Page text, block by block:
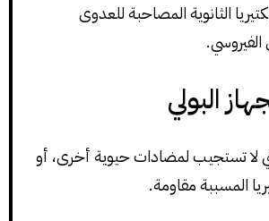
الثانوية المصاحبة للعدوى
البولي
لا تستجيب لمضادات حيوية أخرى، أو
المسببة مقاومة.